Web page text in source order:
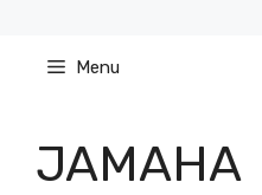
content Menu
JAMAHA